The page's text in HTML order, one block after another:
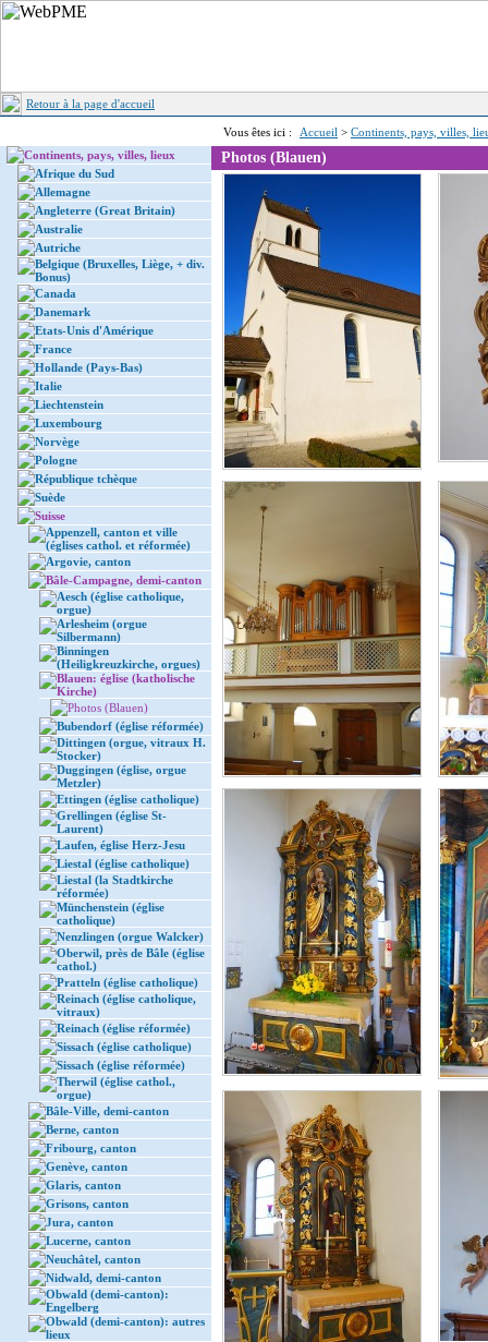
Retour à la page d'accueil
Vous êtes ici : Accueil > Continents, pays, villes,
Continents, pays, villes, lieux
Afrique du Sud
Allemagne
Angleterre (Great Britain)
Australie
Autriche
Belgique (Bruxelles, Liège, + div.
Bonus)
Canada
Danemark
Etats-Unis d'Amérique
France
Hollande (Pays-Bas)
Italie
Liechtenstein
Luxembourg
Norvège
Pologne
République tchèque
Suède
Suisse
Appenzell, canton et ville
(églises cathol. et réformée)
Argovie, canton
Bâle-Campagne, demi-canton
Aesch (église catholique,
orgue)
Arlesheim (orgue
Silbermann)
Binningen
(Heiligkreuzkirche, orgues)
Blauen: église (katholische
Kirche)
Photos (Blauen)
Bubendorf (église réformée)
Dittingen (orgue, vitraux H.
Stocker)
Duggingen (église, orgue
Metzler)
Ettingen (église catholique)
Grellingen (église St-
Laurent)
Laufen, église Herz-Jesu
Liestal (église catholique)
Liestal (la Stadtkirche
réformée)
Münchenstein (église
catholique)
Nenzlingen (orgue Walcker)
Oberwil, près de Bâle (église
cathol.)
Pratteln (église catholique)
Reinach (église catholique,
vitraux)
Reinach (église réformée)
Sissach (église catholique)
Sissach (église réformée)
Therwil (église cathol.,
orgue)
Bâle-Ville, demi-canton
Berne, canton
Fribourg, canton
Genève, canton
Glaris, canton
Grisons, canton
Jura, canton
Lucerne, canton
Neuchâtel, canton
Nidwald, demi-canton
Obwald (demi-canton):
Engelberg
Obwald (demi-canton): autres
lieux
Photos (Blauen)